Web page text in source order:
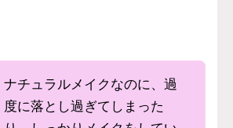
ナチュラルメイクなのに、過
度に落とし過ぎてしまった